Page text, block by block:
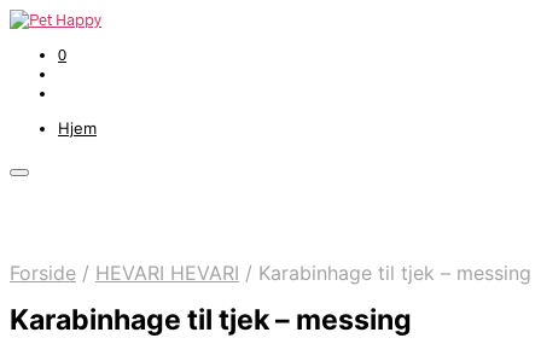
0
Hjem
Forside / HEVARI HEVARI / Karabinhage til tjek – messing
Karabinhage til tjek – messing